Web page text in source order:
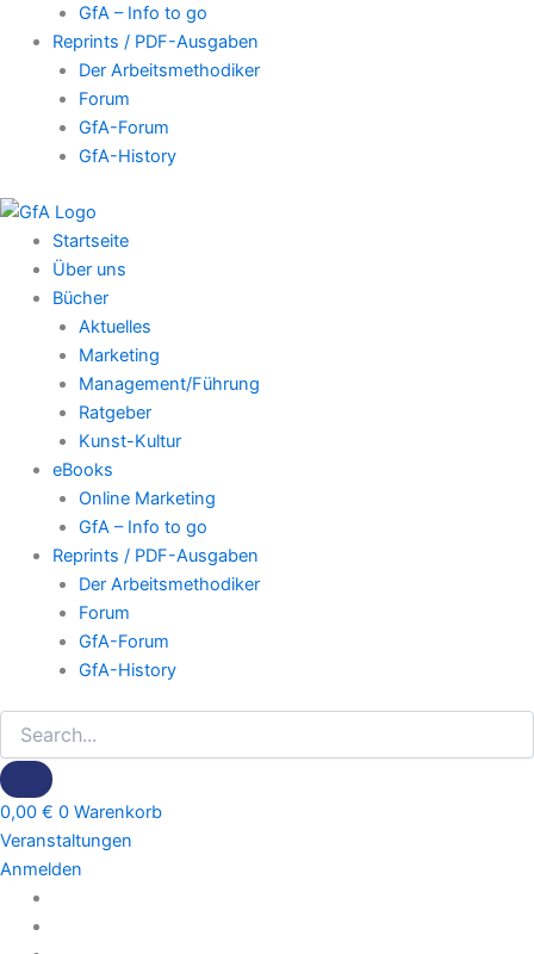
GfA – Info to go
Reprints / PDF-Ausgaben
Der Arbeitsmethodiker
Forum
GfA-Forum
GfA-History
Startseite
Über uns
Bücher
Aktuelles
Marketing
Management/Führung
Ratgeber
Kunst-Kultur
eBooks
Online Marketing
GfA – Info to go
Reprints / PDF-Ausgaben
Der Arbeitsmethodiker
Forum
GfA-Forum
GfA-History
0,00 € 0 Warenkorb
Veranstaltungen
Anmelden